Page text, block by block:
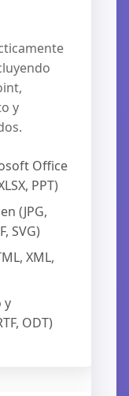
y
Office
PPT)
(JPG,
SVG)
XML,
y
ODT)